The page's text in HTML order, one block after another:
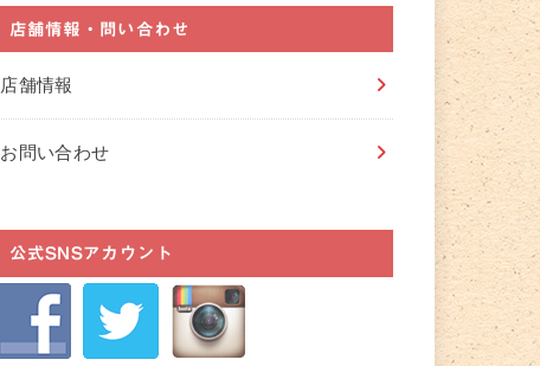
店舗情報・問い合わせ
店舗情報
お問い合わせ
公式SNSアカウント